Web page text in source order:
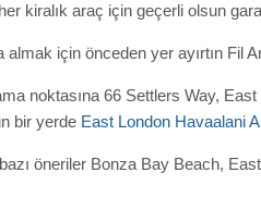
kiralık araç için geçerli olsun
almak için önceden yer ayırtın Fil
noktasına 66 Settlers Way,
bir yerde East London Havaalani
öneriler Bonza Bay Beach,